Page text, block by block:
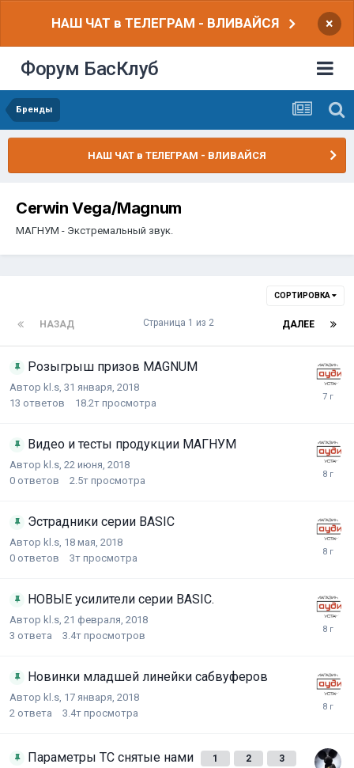
НАШ ЧАТ в ТЕЛЕГРАМ - ВЛИВАЙСЯ ×
Форум БасКлуб
Бренды
НАШ ЧАТ в ТЕЛЕГРАМ - ВЛИВАЙСЯ
Cerwin Vega/Magnum
МАГНУМ - Экстремальный звук.
СОРТИРОВКА
НАЗАД ДАЛЕЕ
Страница 1 из 2
Розыгрыш призов MAGNUM
Автор kl.s 31 января, 2018
13 ответов 18.2т просмотра
Видео и тесты продукции МАГНУМ
Автор kl.s 22 июня, 2018
0 ответов 2.5т просмотра
Эстрадники серии BASIC
Автор kl.s 18 мая, 2018
0 ответов 3т просмотра
НОВЫЕ усилители серии BASIC.
Автор kl.s 21 февраля, 2018
3 ответа 3.4т просмотров
Новинки младшей линейки сабвуферов
Автор kl.s 17 января, 2018
2 ответа 3.4т просмотра
Параметры ТС снятые нами 1 2 3